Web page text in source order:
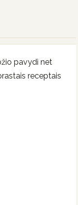
pavydi net
receptais